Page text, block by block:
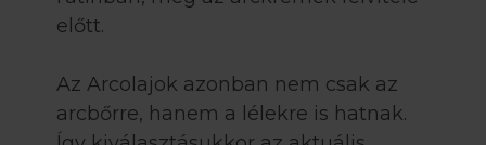
előtt.
Az Arcolajok azonban nem csak az
arcbőrre, hanem a lélekre is hatnak.